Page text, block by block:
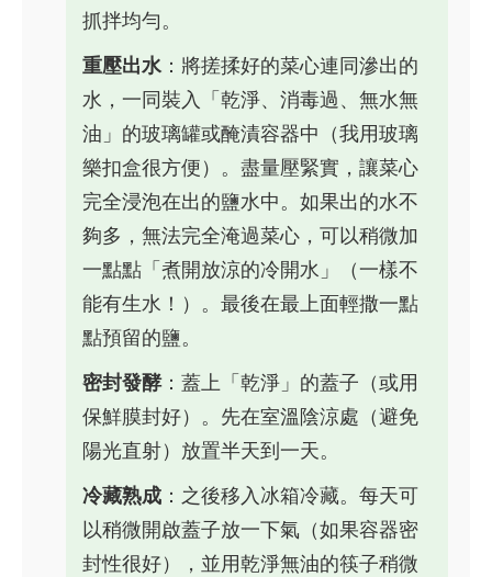
抓拌均勻。
重壓出水 ：將搓揉好的菜心連同滲出的
水，一同裝入「乾淨、消毒過、無水無
油」的玻璃罐或醃漬容器中（我用玻璃
樂扣盒很方便）。盡量壓緊實，讓菜心
完全浸泡在出的鹽水中。如果出的水不
夠多，無法完全淹過菜心，可以稍微加
一點點「煮開放涼的冷開水」（一樣不
能有生水！）。最後在最上面輕撒一點
點預留的鹽。
密封發酵：蓋上「乾淨」的蓋子（或用
保鮮膜封好）。先在室溫陰涼處（避免
陽光直射）放置半天到一天。
冷藏熟成 ：之後移入冰箱冷藏。每天可
以稍微開啟蓋子放一下氣（如果容器密
封性很好），並用乾淨無油的筷子稍微